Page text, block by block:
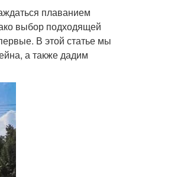
плаванием
выбор подходящей
В этой статье мы
а также дадим